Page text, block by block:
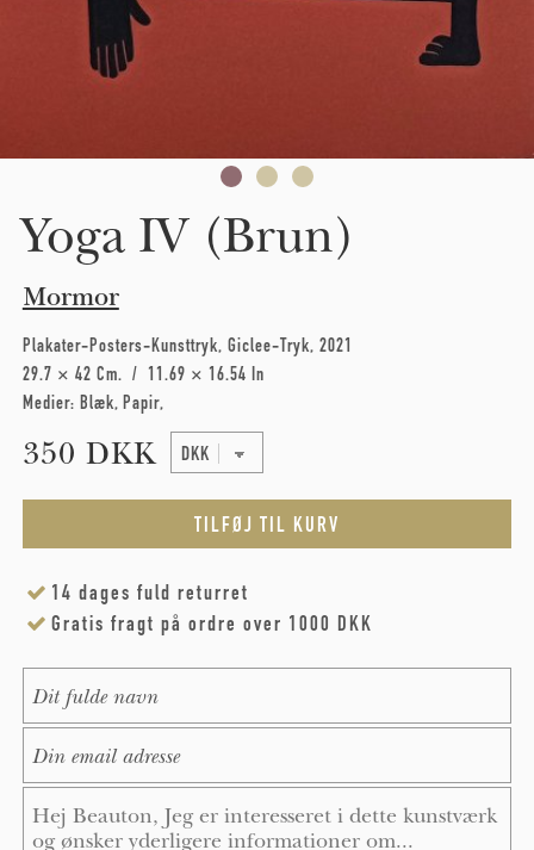
Yoga IV (Brun)
Mormor
Plakater-Posters-Kunsttryk Giclee-Tryk 2021
29.7 × 42 Cm
11.69 × 16.54 In
Medier: Blæk Papir
350 DKK
14 dages fuld returret
Gratis fragt på ordre over 1000 DKK